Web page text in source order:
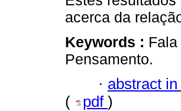
acerca da
Keywords :
Pensamento.
· abstract
(
pdf )